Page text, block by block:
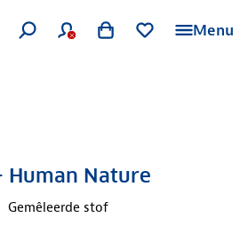
Menu
Human Nature
Gemêleerde stof